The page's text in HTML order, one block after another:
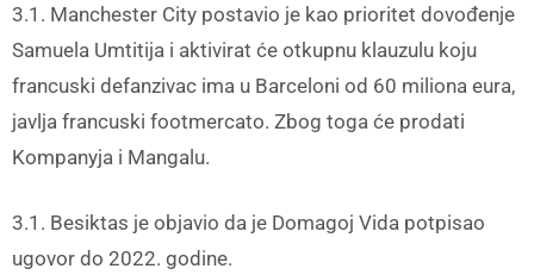
3.1. Manchester City postavio je kao prioritet dovođenje
Samuela Umtitija i aktivirat će otkupnu klauzulu koju
francuski defanzivac ima u Barceloni od 60 miliona eura,
javlja francuski footmercato. Zbog toga će prodati
Kompanyja i Mangalu.
3.1. Besiktas je objavio da je Domagoj Vida potpisao
ugovor do 2022. godine.